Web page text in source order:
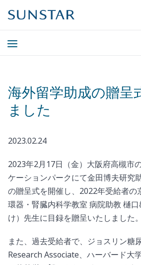
海外留学助成の贈呈
ました
2023.02.24
2023年2月17日（金）大阪府高槻市
ケーションパークにて金田博夫研究
の贈呈式を開催し、2022年受給者の
環器・腎臓内科学教室 病院助教 樋
け）先生に目録を贈呈いたしました。
また、過去受給者で、ジョスリン糖
Research Associate、ハーバード大